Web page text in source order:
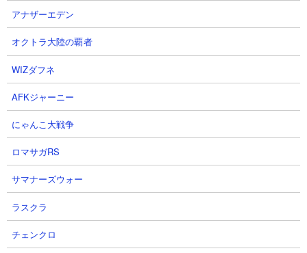
ノンアル飲み会 ハロ少尉のナイト
ガンダム 各種性能確認 雑談ライ
ージェネエターナル】
ハロ少尉さん
2026.08.07 15:11（56分前）
ダム】
2026.08.07 14:11（1時間前）NEW!
3
アナザーエデン
オクトラ大陸の覇者
WIZダフネ
AFKジャーニー
にゃんこ大戦争
ロマサガRS
サマナーズウォー
ラスクラ
チェンクロ